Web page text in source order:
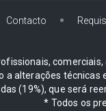
Contacto
alterações
(19%), que será
* Todos os